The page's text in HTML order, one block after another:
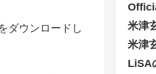
ダウンロードし
米津
米津
LiSA